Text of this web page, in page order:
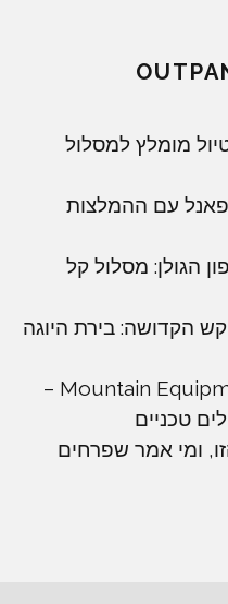
מומלץ למסלול
עם ההמלצות
הגולן: מסלול קל
הקדושה: בירת היוגה
מבחן שטח: Mountain Equipment Comici –
טכניים
ומי אמר שפרחים